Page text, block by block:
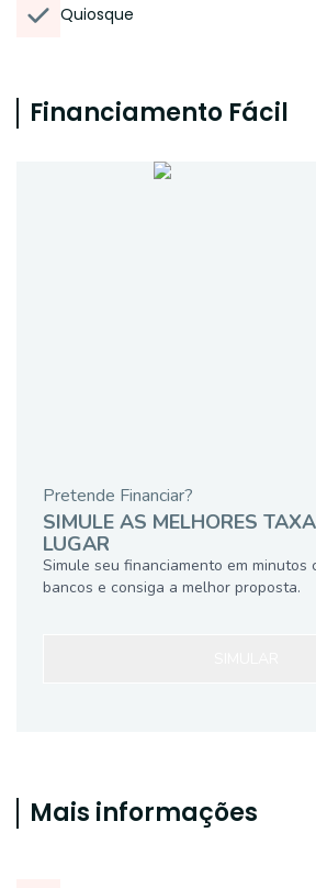
Quiosque
Financiamento Fácil
Pretende Financiar?
SIMULE AS MELHORES
LUGAR
Simule seu financiamento em minutos
bancos e consiga a melhor proposta.
Mais informações